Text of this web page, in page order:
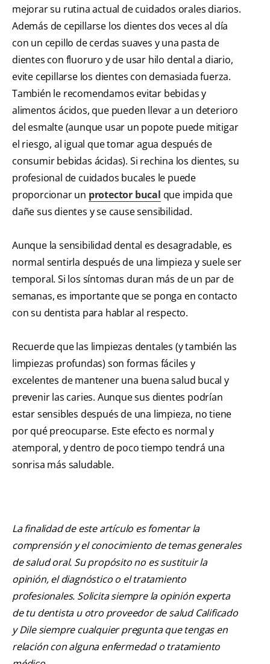
mejorar su rutina actual de cuidados orales diarios.
Además de cepillarse los dientes dos veces al día
con un cepillo de cerdas suaves y una pasta de
dientes con fluoruro y de usar hilo dental a diario,
evite cepillarse los dientes con demasiada fuerza.
También le recomendamos evitar bebidas y
alimentos ácidos, que pueden llevar a un deterioro
del esmalte (aunque usar un popote puede mitigar
el riesgo, al igual que tomar agua después de
consumir bebidas ácidas). Si rechina los dientes, su
profesional de cuidados bucales le puede
proporcionar un protector bucal que impida que
dañe sus dientes y se cause sensibilidad.
Aunque la sensibilidad dental es desagradable, es
normal sentirla después de una limpieza y suele ser
temporal. Si los síntomas duran más de un par de
semanas, es importante que se ponga en contacto
con su dentista para hablar al respecto.
Recuerde que las limpiezas dentales (y también las
limpiezas profundas) son formas fáciles y
excelentes de mantener una buena salud bucal y
prevenir las caries. Aunque sus dientes podrían
estar sensibles después de una limpieza, no tiene
por qué preocuparse. Este efecto es normal y
atemporal, y dentro de poco tiempo tendrá una
sonrisa más saludable.
La finalidad de este artículo es fomentar la
comprensión y el conocimiento de temas generales
de salud oral. Su propósito no es sustituir la
opinión, el diagnóstico o el tratamiento
profesionales. Solicita siempre la opinión experta
de tu dentista u otro proveedor de salud Calificado
y Dile siempre cualquier pregunta que tengas en
relación con alguna enfermedad o tratamiento